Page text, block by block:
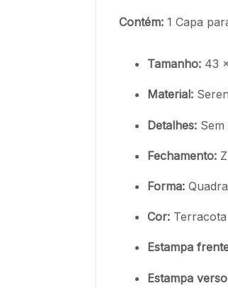
Contém: 1 Capa
Tamanho: 43
Material:
Detalhes: Sem
Fechamento:
Forma:
Cor: Terracota
Estampa
Estampa